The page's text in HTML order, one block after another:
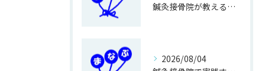
鍼灸接骨院が教える簡単運動不足対策
2026/08/04